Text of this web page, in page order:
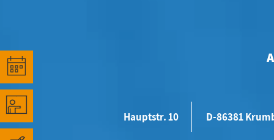
Hauptstr. 10 D-86381